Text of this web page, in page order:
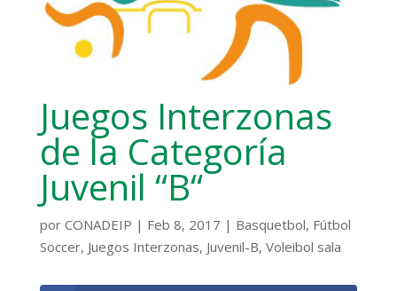
Juegos Interzonas
de la Categoría
Juvenil “B“
por CONADEIP | Feb 8, 2017 | Basquetbol, Fútbol
Soccer, Juegos Interzonas, Juvenil-B, Voleibol sala